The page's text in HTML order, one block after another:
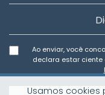
Ao enviar, você
declara estar
Usamos